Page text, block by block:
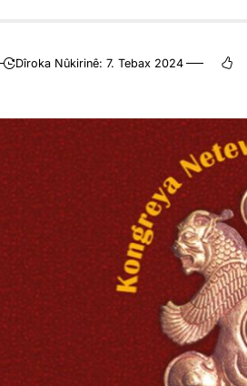
Dîroka Nûkirinê: 7. Tebax 2024